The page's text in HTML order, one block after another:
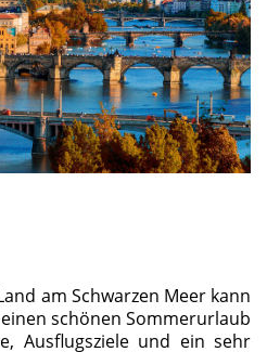
am Schwarzen Meer kann
schönen Sommerurlaub
Ausflugsziele und ein sehr